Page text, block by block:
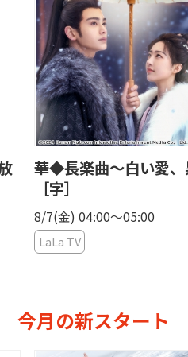
華◆長楽曲〜白い愛、
［字］
8/7(金) 04:00〜05:00
LaLa TV
今月の新スタート